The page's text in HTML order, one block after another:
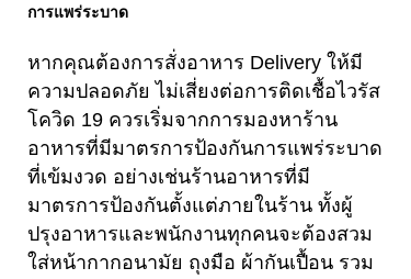
การแพร่ระบาด
หากคุณต้องการสั่งอาหาร Delivery ให้มี
ความปลอดภัย ไม่เสี่ยงต่อการติดเชื้อไวรัส
โควิด 19 ควรเริ่มจากการมองหาร้าน
อาหารที่มีมาตรการป้องกันการแพร่ระบาด
ที่เข้มงวด อย่างเช่นร้านอาหารที่มี
มาตรการป้องกันตั้งแต่ภายในร้าน ทั้งผู้
ปรุงอาหารและพนักงานทุกคนจะต้องสวม
ใส่หน้ากากอนามัย ถุงมือ ผ้ากันเปื้อน รวม